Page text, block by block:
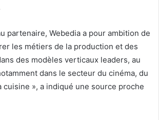
partenaire, Webedia a pour ambition de
les métiers de la production et des
des modèles verticaux leaders, au
dans le secteur du cinéma, du
cuisine », a indiqué une source proche